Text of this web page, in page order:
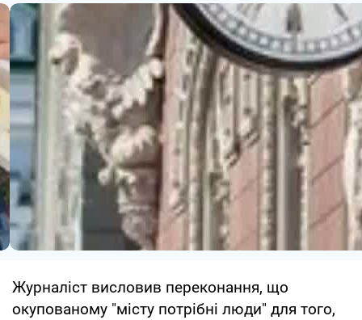
Журналіст висловив переконання, що
окупованому "місту потрібні люди" для того,